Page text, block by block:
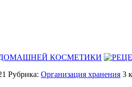
Рубрика: Организация хранения 3